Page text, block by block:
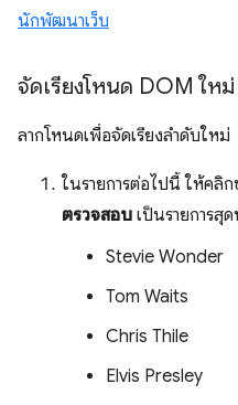
นักพัฒนาเว็บ
จัดเรียงโหนด DOM ใหม่
ลากโหนดเพื่อจัดเรียงลำดับใหม่
ในรายการต่อไปนี้ ให้คลิก
ตรวจสอบ เป็นรายการสุ
Stevie Wonder
Tom Waits
Chris Thile
Elvis Presley